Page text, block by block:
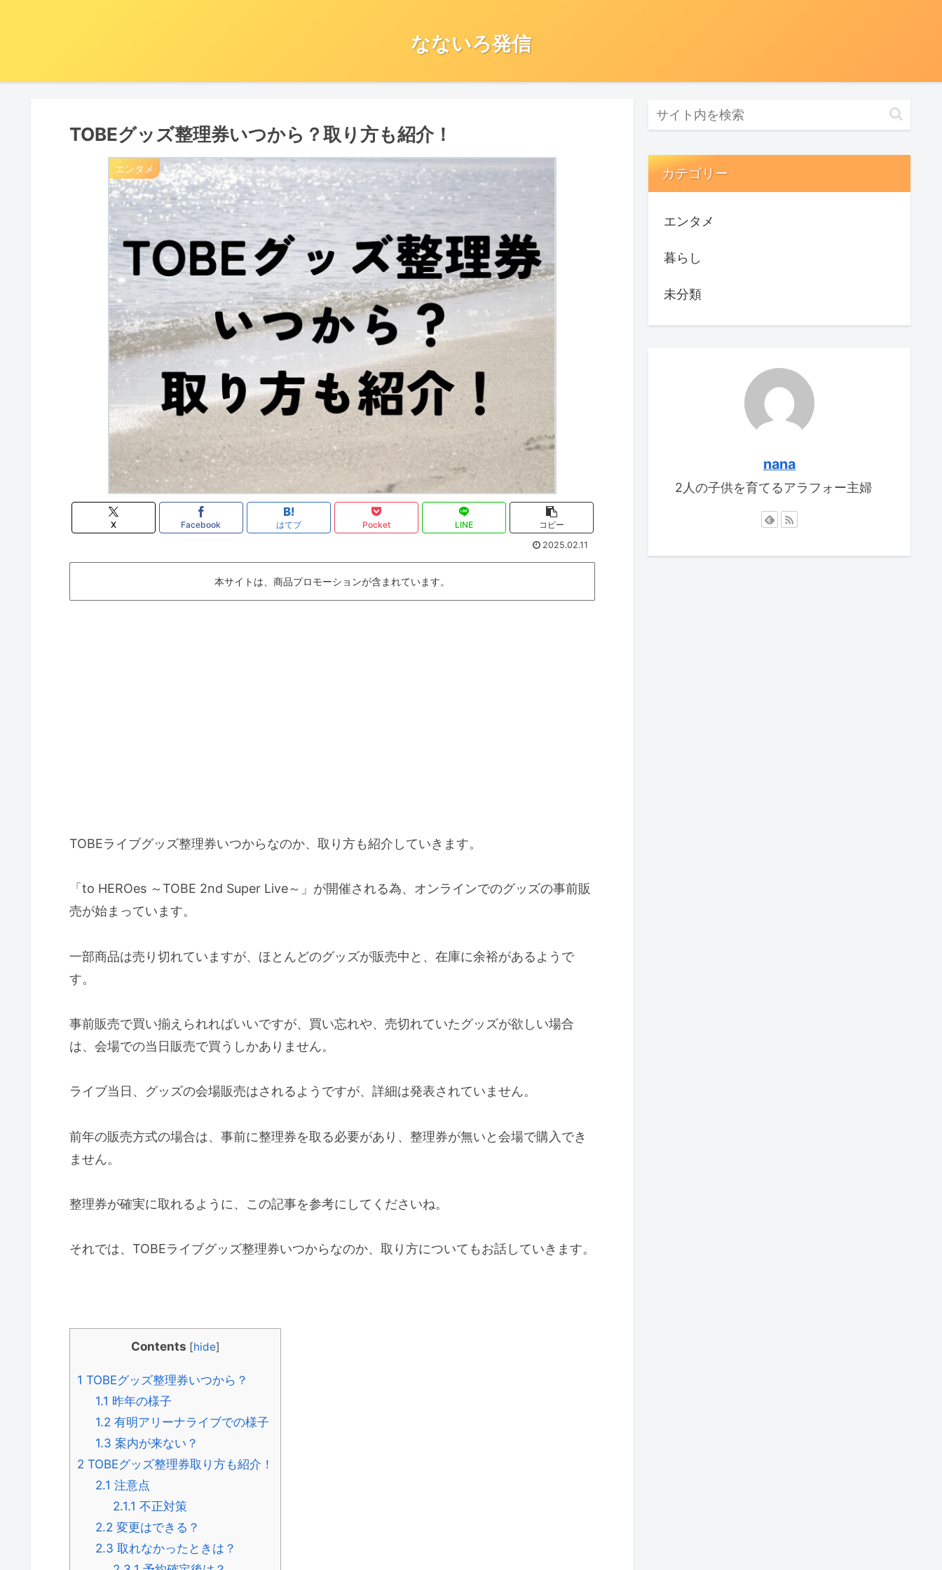
なないろ発信
TOBEグッズ整理券いつから？取り方も紹介！
エンタメ
X Facebook はてブ Pocket LINE
コピー
2025.02.11
本サイトは、商品プロモーションが含まれています。
TOBEライブグッズ整理券いつからなのか、取り方も紹介していきます。
「to HEROes ～TOBE 2nd Super Live～」が開催される為、オンラインでのグッズの事前販
売が始まっています。
一部商品は売り切れていますが、ほとんどのグッズが販売中と、在庫に余裕があるようで
す。
事前販売で買い揃えられればいいですが、買い忘れや、売切れていたグッズが欲しい場合
は、会場での当日販売で買うしかありません。
ライブ当日、グッズの会場販売はされるようですが、詳細は発表されていません。
前年の販売方式の場合は、事前に整理券を取る必要があり、整理券が無いと会場で購入でき
ません。
整理券が確実に取れるように、この記事を参考にしてくださいね。
それでは、TOBEライブグッズ整理券いつからなのか、取り方についてもお話していきます。
Contents [hide]
1 TOBEグッズ整理券いつから？
1.1 昨年の様子
1.2有明アリーナライブでの様子
1.3 案内が来ない？
2 TOBEグッズ整理券取り方も紹介！
2.1 注意点
2.1.1 不正対策
2.2変更はできる？
2.3 取れなかったときは？
カテゴリー
エンタメ
暮らし
未分類
nana
2人の子供を育てるアラフォー主婦